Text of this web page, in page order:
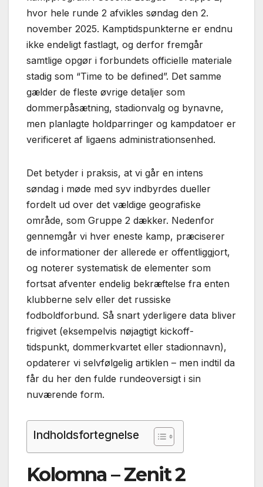
hvor hele runde 2 afvikles søndag den 2.
november 2025. Kamptidspunkterne er endnu
ikke endeligt fastlagt, og derfor fremgår
samtlige opgør i forbundets officielle materiale
stadig som “Time to be defined”. Det samme
gælder de fleste øvrige detaljer som
dommerpåsætning, stadionvalg og bynavne,
men planlagte holdparringer og kampdatoer er
verificeret af ligaens administrationsenhed.
Det betyder i praksis, at vi går en intens
søndag i møde med syv indbyrdes dueller
fordelt ud over det vældige geografiske
område, som Gruppe 2 dækker. Nedenfor
gennemgår vi hver eneste kamp, præciserer
de informationer der allerede er offentliggjort,
og noterer systematisk de elementer som
fortsat afventer endelig bekræftelse fra enten
klubberne selv eller det russiske
fodboldforbund. Så snart yderligere data bliver
frigivet (eksempelvis nøjagtigt kickoff-
tidspunkt, dommerkvartet eller stadionnavn),
opdaterer vi selvfølgelig artiklen – men indtil da
får du her den fulde rundeoversigt i sin
nuværende form.
Indholdsfortegnelse
Kolomna – Zenit 2